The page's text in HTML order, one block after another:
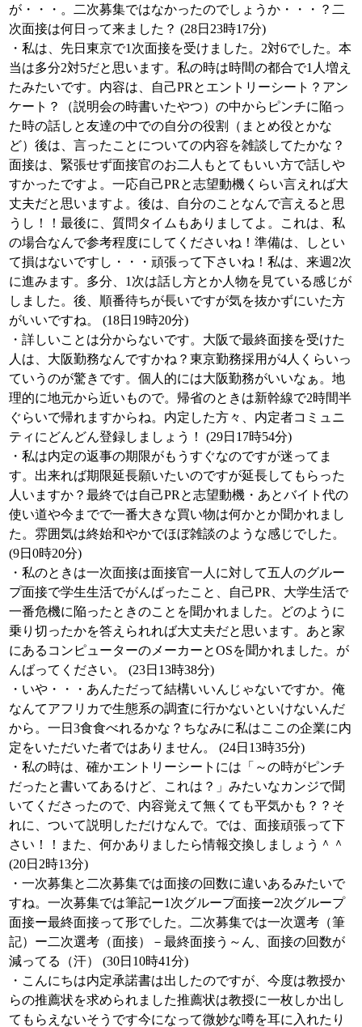
が・・・。二次募集ではなかったのでしょうか・・・？二
次面接は何日って来ました？ (28日23時17分)
・私は、先日東京で1次面接を受けました。2対6でした。本
当は多分2対5だと思います。私の時は時間の都合で1人増え
たみたいです。内容は、自己PRとエントリーシート？アン
ケート？（説明会の時書いたやつ）の中からピンチに陥っ
た時の話しと友達の中での自分の役割（まとめ役とかな
ど）後は、言ったことについての内容を雑談してたかな？
面接は、緊張せず面接官のお二人もとてもいい方で話しや
すかったですよ。一応自己PRと志望動機くらい言えれば大
丈夫だと思いますよ。後は、自分のことなんで言えると思
うし！！最後に、質問タイムもありましてよ。これは、私
の場合なんで参考程度にしてくださいね！準備は、しとい
て損はないですし・・・頑張って下さいね！私は、来週2次
に進みます。多分、1次は話し方とか人物を見ている感じが
しました。後、順番待ちが長いですが気を抜かずにいた方
がいいですね。 (18日19時20分)
・詳しいことは分からないです。大阪で最終面接を受けた
人は、大阪勤務なんですかね？東京勤務採用が4人くらいっ
ていうのが驚きです。個人的には大阪勤務がいいなぁ。地
理的に地元から近いもので。帰省のときは新幹線で2時間半
ぐらいで帰れますからね。内定した方々、内定者コミュニ
ティにどんどん登録しましょう！ (29日17時54分)
・私は内定の返事の期限がもうすぐなのですが迷ってま
す。出来れば期限延長願いたいのですが延長してもらった
人いますか？最終では自己PRと志望動機・あとバイト代の
使い道や今までで一番大きな買い物は何かとか聞かれまし
た。雰囲気は終始和やかでほぼ雑談のような感じでした。
(9日0時20分)
・私のときは一次面接は面接官一人に対して五人のグルー
プ面接で学生生活でがんばったこと、自己PR、大学生活で
一番危機に陥ったときのことを聞かれました。どのように
乗り切ったかを答えられれば大丈夫だと思います。あと家
にあるコンピューターのメーカーとOSを聞かれました。が
んばってください。 (23日13時38分)
・いや・・・あんただって結構いいんじゃないですか。俺
なんてアフリカで生態系の調査に行かないといけないんだ
から。一日3食食べれるかな？ちなみに私はここの企業に内
定をいただいた者ではありません。 (24日13時35分)
・私の時は、確かエントリーシートには「～の時がピンチ
だったと書いてあるけど、これは？」みたいなカンジで聞
いてくださったので、内容覚えて無くても平気かも？？そ
れに、ついて説明しただけなんで。では、面接頑張って下
さい！！また、何かありましたら情報交換しましょう＾＾
(20日2時13分)
・一次募集と二次募集では面接の回数に違いあるみたいで
すね。一次募集では筆記ー1次グループ面接ー2次グループ
面接ー最終面接って形でした。二次募集では一次選考（筆
記）ー二次選考（面接）－最終面接う～ん、面接の回数が
減ってる（汗） (30日10時41分)
・こんにちは内定承諾書は出したのですが、今度は教授か
らの推薦状を求められました推薦状は教授に一枚しか出し
てもらえないそうです今になって微妙な噂を耳に入れたり